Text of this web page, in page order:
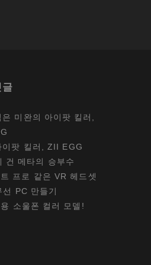
은 미완의 아이팟 킬러,
이팟 킬러, ZII EGG
건 메타의 승부수
프로 같은 VR 헤드셋
PC 만들기
소울폰 컬러 모델!